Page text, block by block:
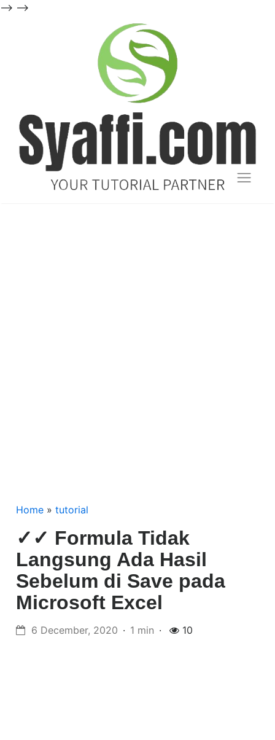
--> -->
Home »tutorial
✓✓ Formula Tidak
Langsung Ada Hasil
Sebelum di Save pada
Microsoft Excel
6 December, 2020 1 min 10